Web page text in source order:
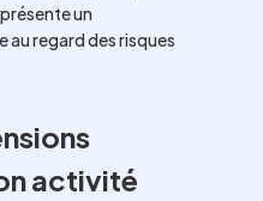
un
au regard des risques
activité